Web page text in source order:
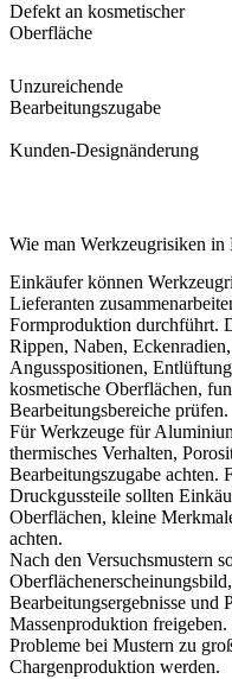
Defekt an kosmetischer
Oberfläche
Unzureichende
Bearbeitungszugabe
Kunden-Designänderung
Wie man Werkzeugrisiken
Einkäufer können
Lieferanten
Formproduktion durchführt.
Rippen, Naben,
Angusspositionen,
kosmetische Oberflächen,
Bearbeitungsbereiche prüfen.
FürWerkzeuge für
thermisches Verhalten,
Bearbeitungszugabe achten.
Druckgussteile sollten
Oberflächen, kleine
achten.
Nach den Versuchsmustern
Bearbeitungsergebnisse und
Massenproduktion
Probleme bei Mustern zu
Chargenproduktion werden.